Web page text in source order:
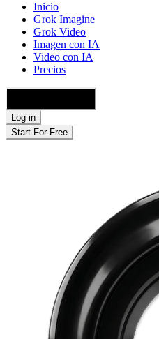
Inicio
Grok Imagine
Grok Video
Imagen con IA
Video con IA
Precios
Log in
Start For Free